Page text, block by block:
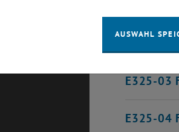
E325-03
E325-04
AUSWAHL